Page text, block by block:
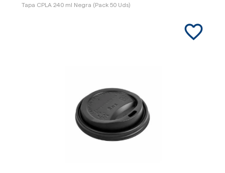
Tapa CPLA 240 ml Negra (Pack 50 Uds)
favorite_border